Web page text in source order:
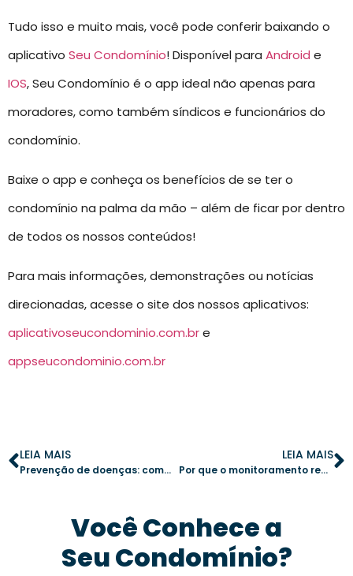
Tudo isso e muito mais, você pode conferir baixando o
aplicativo Seu Condomínio! Disponível para Android e
IOS, Seu Condomínio é o app ideal não apenas para
moradores, como também síndicos e funcionários do
condomínio.
Baixe o app e conheça os benefícios de se ter o
condomínio na palma da mão – além de ficar por dentro
de todos os nossos conteúdos!
Para mais informações, demonstrações ou notícias
direcionadas, acesse o site dos nossos aplicativos:
aplicativoseucondominio.com.bre
appseucondominio.com.br
LEIA MAIS
Prevenção de doenças: como garantir a saúde dos moradores do condomínio
LEIA MAIS
Por que o monitoramento remoto em tempo real é essencial para a segurança do condomínio
Você Conhece a
Seu Condomínio?